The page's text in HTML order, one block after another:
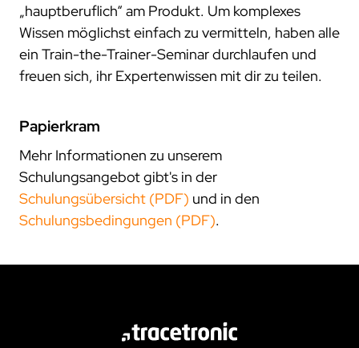
„hauptberuflich“ am Produkt. Um komplexes
Wissen möglichst einfach zu vermitteln, haben alle
ein Train-the-Trainer-Seminar durchlaufen und
freuen sich, ihr Expertenwissen mit dir zu teilen.
Papierkram
Mehr Informationen zu unserem
Schulungsangebot gibt's in der
Schulungsübersicht (PDF) und in den
Schulungsbedingungen (PDF).